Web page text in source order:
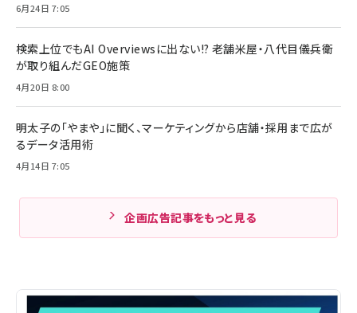
6月24日 7:05
検索上位でもAI Overviewsに出ない!? 老舗米屋・八代目儀兵衛
が取り組んだGEO施策
4月20日 8:00
明太子の「やまや」に聞く、マーケティングから店舗・採用まで広が
るデータ活用術
4月14日 7:05
企画広告記事をもっと見る